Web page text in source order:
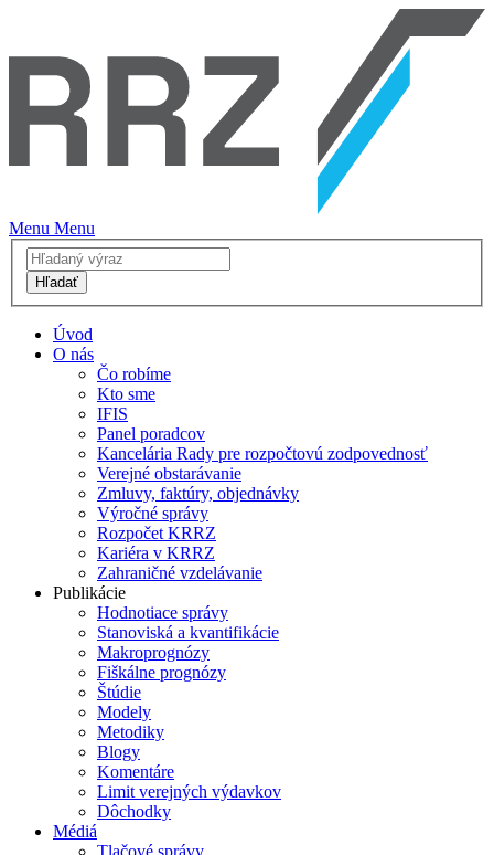
Menu Menu
Hľadať
Úvod
O nás
Čo robíme
Kto sme
IFIS
Panel poradcov
Kancelária Rady pre rozpočtovú zodpovednosť
Verejné obstarávanie
Zmluvy, faktúry, objednávky
Výročné správy
Rozpočet KRRZ
Kariéra v KRRZ
Zahraničné vzdelávanie
Publikácie
Hodnotiace správy
Stanoviská a kvantifikácie
Makroprognózy
Fiškálne prognózy
Štúdie
Modely
Metodiky
Blogy
Komentáre
Limit verejných výdavkov
Dôchodky
Médiá
Tlačové správy